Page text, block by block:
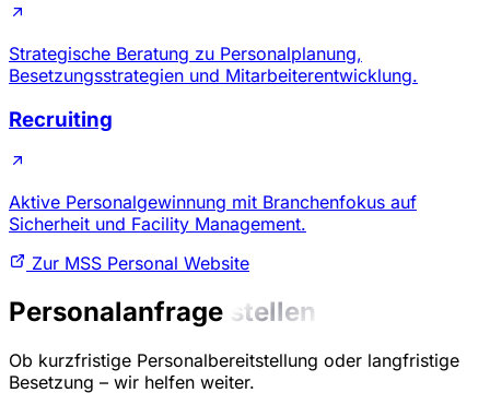
Strategische Beratung zu Personalplanung,
Besetzungsstrategien und Mitarbeiterentwicklung.
Recruiting
Aktive Personalgewinnung mit Branchenfokus auf
Sicherheit und Facility Management.
Zur MSS Personal Website
Personalanfrage stellen
Ob kurzfristige Personalbereitstellung oder langfristige
Besetzung – wir helfen weiter.